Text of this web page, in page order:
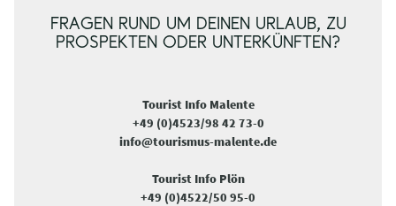
FRAGEN RUND UM DEINEN URLAUB, ZU
PROSPEKTEN ODER UNTERKÜNFTEN?
Tourist Info Malente
+49 (0)4523/98 42 73-0
info@tourismus-malente.de
Tourist Info Plön
+49 (0)4522/50 95-0